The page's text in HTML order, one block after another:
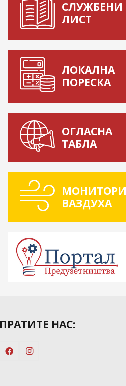
СЛУЖБЕНИ
ЛИСТ
ЛОКАЛНА
ПОРЕСКА
ОГЛАСНА
ТАБЛА
ВАЗДУХА
ПРАТИТЕ НАС: